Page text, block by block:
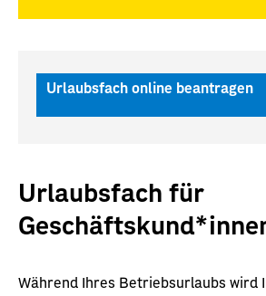
Urlaubsfach online beantragen
Urlaubsfach für
Während Ihres Betriebsurlaubs wird